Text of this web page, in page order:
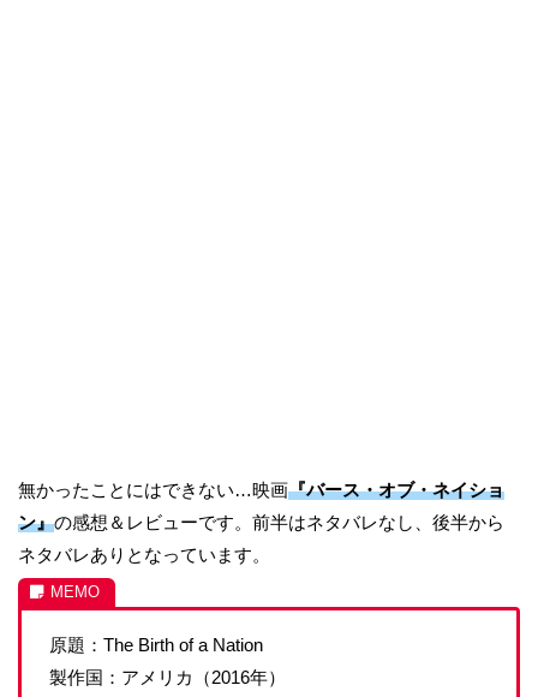
無かったことにはできない…映画『バース・オブ・ネイショ
ン』の感想＆レビューです。前半はネタバレなし、後半から
ネタバレありとなっています。
原題：The Birth of a Nation
製作国：アメリカ（2016年）